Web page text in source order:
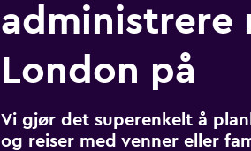
administrere
London på
Vi gjør det superenkelt å
og reiser med venner eller